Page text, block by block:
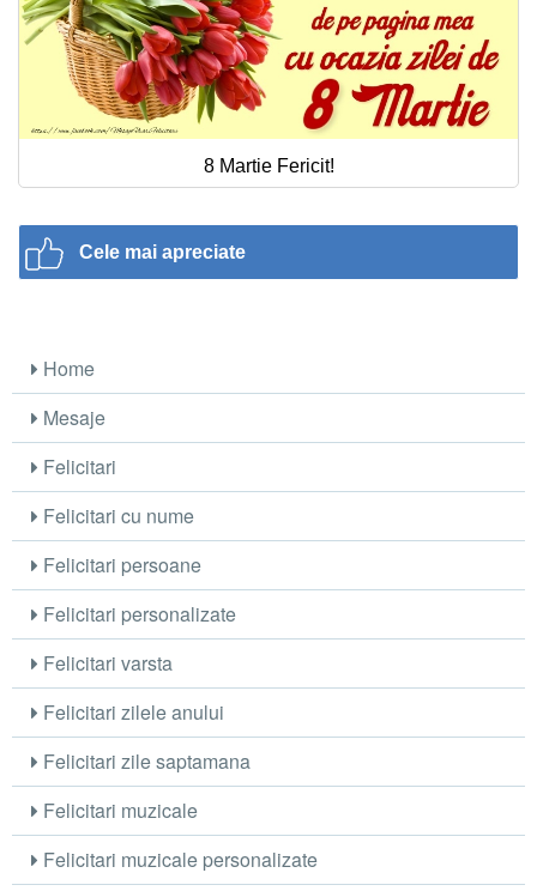
8 Martie Fericit!
Cele mai apreciate
Home
Mesaje
Felicitari
Felicitari cu nume
Felicitari persoane
Felicitari personalizate
Felicitari varsta
Felicitari zilele anului
Felicitari zile saptamana
Felicitari muzicale
Felicitari muzicale personalizate